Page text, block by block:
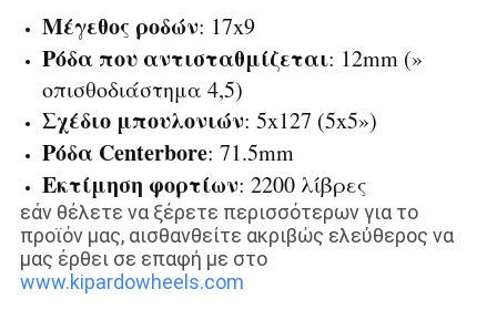
Μέγεθος ροδών: 17x9
Ρόδα που αντισταθμίζεται: 12mm (»
οπισθοδιάστημα 4,5)
Σχέδιο μπουλονιών: 5x127 (5x5»)
Ρόδα Centerbore: 71.5mm
Εκτίμηση φορτίων: 2200 λίβρες
εάν θέλετε να ξέρετε περισσότερων για το
προϊόν μας, αισθανθείτε ακριβώς ελεύθερος να
μας έρθει σε επαφή με στο
www.kipardowheels.com